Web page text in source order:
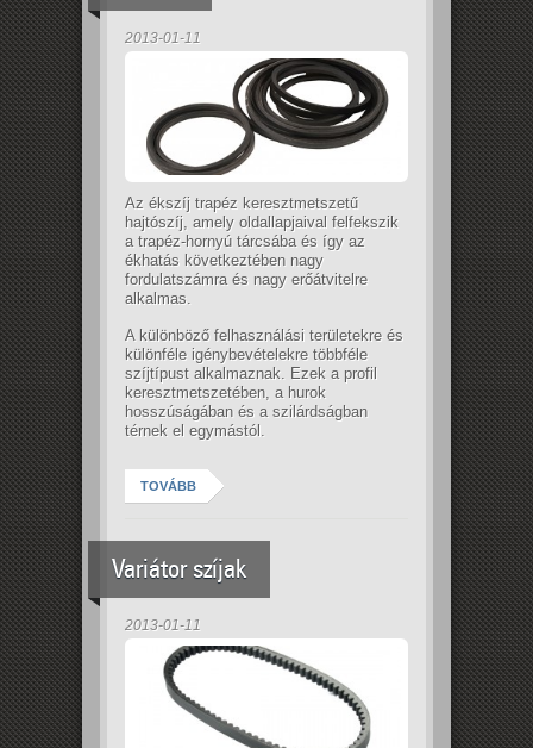
2013-01-11
Az ékszíj trapéz keresztmetszetű
hajtószíj, amely oldallapjaival felfekszik
a trapéz-hornyú tárcsába és így az
ékhatás következtében nagy
fordulatszámra és nagy erőátvitelre
alkalmas.
A különböző felhasználási területekre és
különféle igénybevételekre többféle
szíjtípust alkalmaznak. Ezek a profil
keresztmetszetében, a hurok
hosszúságában és a szilárdságban
térnek el egymástól.
TOVÁBB
Variátor szíjak
2013-01-11